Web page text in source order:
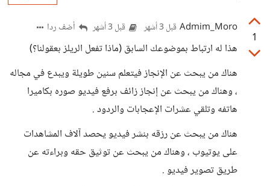
1
Admim_Moro قبل 3 أشهر قبل 3 أشهر أضف ردا
هذا له ارتباط بموضوعك السابق (ماذا تفعل الريلز بعقولنا؟)
هناك من يبحث عن الإنجاز فيتعلم سنين طويلة ويبدع في مجاله
، وهناك من يبحث عن إنجاز زائف برفع فيديو صوره بكاميرا
هاتفه وتلقي عشرات الإعجابات والردود .
هناك من يبحث عن رزقه بنشر فيديو يحصد آلاف المشاهدات
على يوتيوب ، وهناك من يبحث عن توثيق حقه وبراءته عن
طريق تصوير فيديو .